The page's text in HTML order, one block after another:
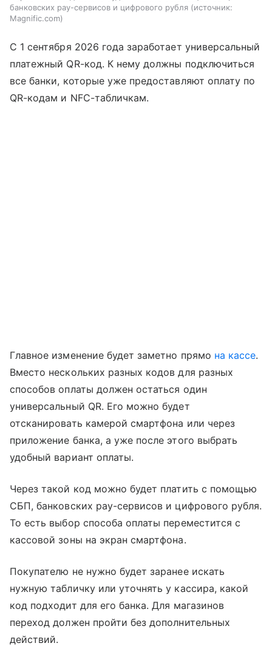
банковских pay-сервисов и цифрового рубля
источник:
Magnific.com
С 1 сентября 2026 года заработает универсальный
платежный QR-код. К нему должны подключиться
все банки, которые уже предоставляют оплату по
QR-кодам и NFC-табличкам.
Главное изменение будет заметно прямо на кассе.
Вместо нескольких разных кодов для разных
способов оплаты должен остаться один
универсальный QR. Его можно будет
отсканировать камерой смартфона или через
приложение банка, а уже после этого выбрать
удобный вариант оплаты.
Через такой код можно будет платить с помощью
СБП, банковских pay-сервисов и цифрового рубля.
То есть выбор способа оплаты переместится с
кассовой зоны на экран смартфона.
Покупателю не нужно будет заранее искать
нужную табличку или уточнять у кассира, какой
код подходит для его банка. Для магазинов
переход должен пройти без дополнительных
действий.